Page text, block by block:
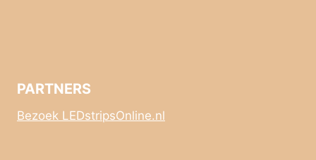
PARTNERS
Bezoek LEDstripsOnline.nl